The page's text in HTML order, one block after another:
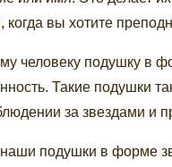
вы хотите
человеку подушку
Такие подушки
за звездами и
наши подушки в форме